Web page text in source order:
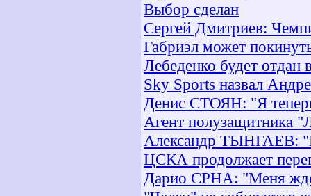
Выбор сделан
Сергей Дмитриев:
Габриэл может
Лебеденко будет
Sky Sports назвал
Денис СТОЯН: "Я
Агент полузащитника
Александр ТЫНГАЕВ:
ЦСКА продолжает
Дарио СРНА: "Меня